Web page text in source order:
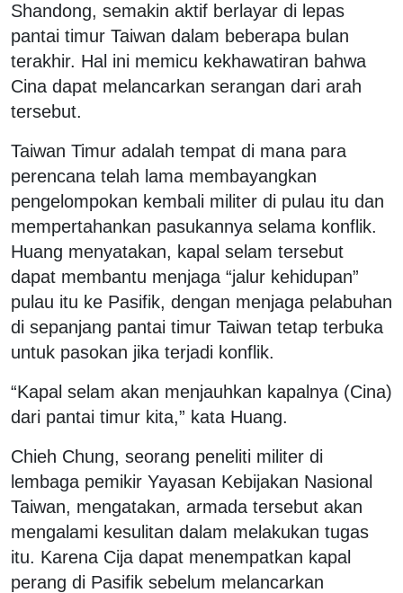
Shandong, semakin aktif berlayar di lepas
pantai timur Taiwan dalam beberapa bulan
terakhir. Hal ini memicu kekhawatiran bahwa
Cina dapat melancarkan serangan dari arah
tersebut.
Taiwan Timur adalah tempat di mana para
perencana telah lama membayangkan
pengelompokan kembali militer di pulau itu dan
mempertahankan pasukannya selama konflik.
Huang menyatakan, kapal selam tersebut
dapat membantu menjaga “jalur kehidupan”
pulau itu ke Pasifik, dengan menjaga pelabuhan
di sepanjang pantai timur Taiwan tetap terbuka
untuk pasokan jika terjadi konflik.
“Kapal selam akan menjauhkan kapalnya (Cina)
dari pantai timur kita,” kata Huang.
Chieh Chung, seorang peneliti militer di
lembaga pemikir Yayasan Kebijakan Nasional
Taiwan, mengatakan, armada tersebut akan
mengalami kesulitan dalam melakukan tugas
itu. Karena Cija dapat menempatkan kapal
perang di Pasifik sebelum melancarkan